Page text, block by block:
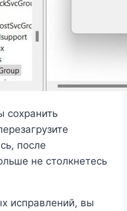
сохранить
после
не столкнетесь
исправлений, вы